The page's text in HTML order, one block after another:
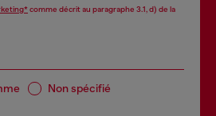
comme décrit au paragraphe 3.1, d) de la
Non spécifié